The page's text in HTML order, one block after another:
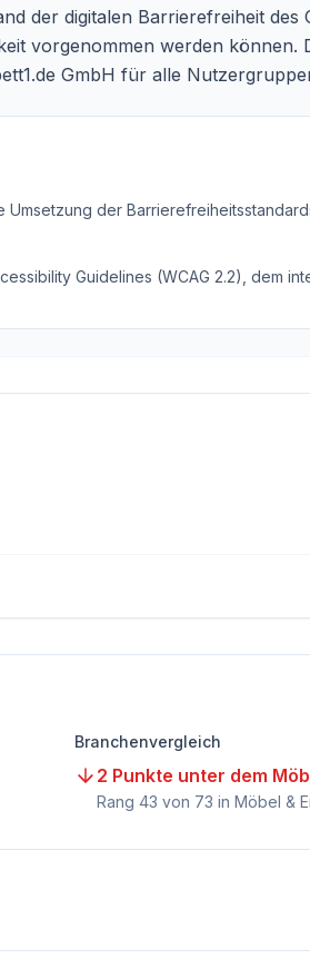
der digitalen Barrierefreiheit des
vorgenommen werden können.
GmbH für alle
der
Guidelines (WCAG 2.2), dem
Branchenvergleich
2 Punkte unter dem
Rang 43 von 73 in Möbel &